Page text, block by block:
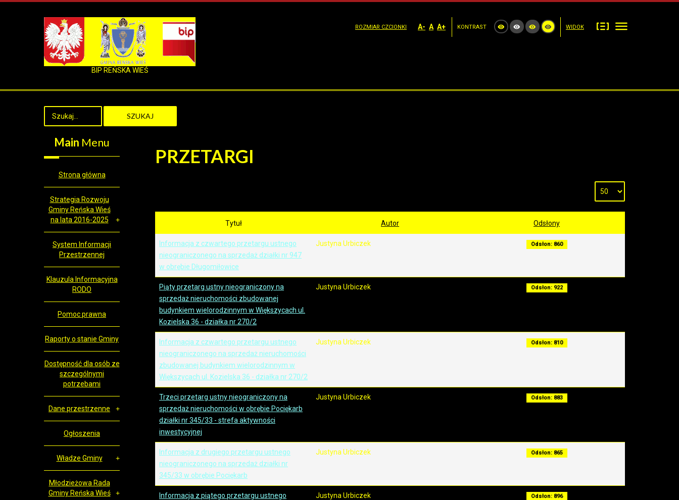
BIP REŃSKA WIEŚ
ROZMIAR CZCIONKI A- A A+ KONTRAST WIDOK
SZUKAJ
PRZETARGI
Tytuł Autor Odsłony
Informacja z czwartego przetargu ustnego
nieograniczonego na sprzedaż działki nr 947
w obrębie Długomiłowice
Justyna Urbiczek Odsłon: 860
Piąty przetarg ustny nieograniczony na
sprzedaż nieruchomości zbudowanej
budynkiem wielorodzinnym w Większycach ul.
Kozielska 36 - działka nr 270/2
Justyna Urbiczek Odsłon: 922
Informacja z czwartego przetargu ustnego
nieograniczonego na sprzedaż nieruchomości
zbudowanej budynkiem wielorodzinnym w
Większycach ul. Kozielska 36 - działka nr 270/2
Justyna Urbiczek Odsłon: 810
Trzeci przetarg ustny nieograniczony na
sprzedaż nieruchomości w obrębie Pociękarb
działki nr 345/33 - strefa aktywności
inwestycyjnej
Justyna Urbiczek Odsłon: 883
Informacja z drugiego przetargu ustnego
nieograniczonego na sprzedaż działki nr
345/33 w obrębie Pociękarb
Justyna Urbiczek Odsłon: 865
Informacja z piątego przetargu ustnego
Justyna Urbiczek Odsłon: 896
Main Menu
Strona główna
Strategia Rozwoju
Gminy Reńska Wieś
na lata 2016-2025
System Informacji
Przestrzennej
Klauzula Informacyjna
RODO
Pomoc prawna
Raporty o stanie Gminy
Dostępność dla osób ze
szczególnymi
potrzebami
Dane przestrzenne
Ogłoszenia
Władze Gminy
Młodzieżowa Rada
Gminy Reńska Wieś